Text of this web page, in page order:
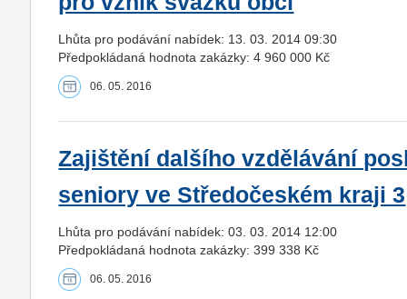
Lhůta pro podávání nabídek: 13. 03. 2014 09:30
Předpokládaná hodnota zakázky: 4 960 000 Kč
06. 05. 2016
Zajištění dalšího vzdělávání
seniory ve Středočeském kraji 3
Lhůta pro podávání nabídek: 03. 03. 2014 12:00
Předpokládaná hodnota zakázky: 399 338 Kč
06. 05. 2016